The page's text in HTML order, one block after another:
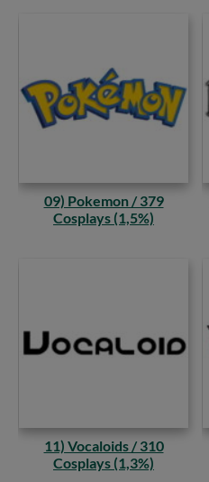
09) Pokemon / 379
Cosplays (1,5%)
11) Vocaloids / 310
Cosplays (1,3%)